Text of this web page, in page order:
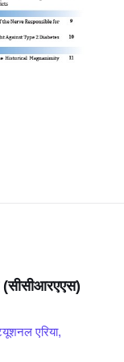
(सीसीआरएएस)
एरिया,